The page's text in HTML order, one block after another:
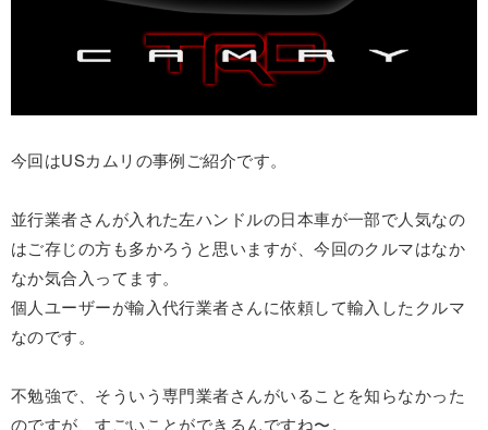
今回はUSカムリの事例ご紹介です。
並行業者さんが入れた左ハンドルの日本車が一部で人気なの
はご存じの方も多かろうと思いますが、今回のクルマはなか
なか気合入ってます。
個人ユーザーが輸入代行業者さんに依頼して輸入したクルマ
なのです。
不勉強で、そういう専門業者さんがいることを知らなかった
のですが、すごいことができるんですね〜。